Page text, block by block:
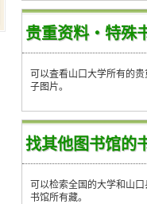
贵重资料・特殊
可以査看山口大学所有的
子图片。
找其他图书馆的
可以检索全国的大学和山
书馆所有藏。